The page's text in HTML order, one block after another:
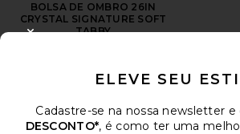
BOLSA DE OMBRO 26IN
CRYSTAL SIGNATURE SOFT
TABBY
Favorite Chinelo Liners
ELEVE SEU
Cadastre-se na nossa newsletter e
DESCONTO*, é como ter uma